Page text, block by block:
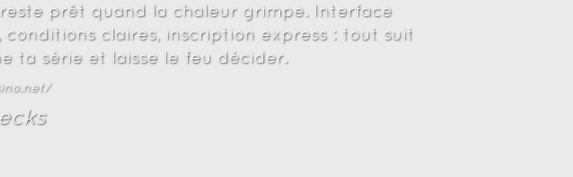
prêt quand la chaleur grimpe. Interface
claires, inscription express : tout suit
ta série et laisse le feu décider.
s